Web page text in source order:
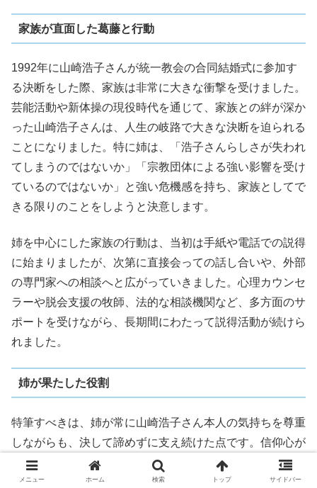
家族が直面した葛藤と行動
1992年に山崎浩子さんが統一教会の合同結婚式に参加す
る決断をした際、家族は非常に大きな衝撃を受けました。
芸能活動や新体操の現役時代を通じて、家族との絆が深か
った山崎浩子さんは、人生の岐路で大きな決断を迫られる
ことになりました。特に姉は、「浩子さんらしさが失われ
てしまうのではないか」「宗教団体による強い影響を受け
ているのではないか」と強い危機感を持ち、家族としてで
きる限りのことをしようと決意します。
姉を中心にした家族の行動は、当初は手紙や電話での説得
に始まりましたが、次第に直接会っての話し合いや、外部
の専門家への相談へと広がっていきました。心理カウンセ
ラーや脱会支援の牧師、法的な相談機関など、多方面のサ
ポートを受けながら、長期間にわたって説得活動が続けら
れました。
姉が果たした役割
特筆すべきは、姉が常に山崎浩子さん本人の気持ちを尊重
しながらも、決して諦めずに支え続けた点です。信仰心が
深まっていた山崎浩子さんにとって、家族の言葉がすぐに
響くわけではありませんでしたが、姉は「家族として守り
メニュー ホーム 検索 トップ サイドバー